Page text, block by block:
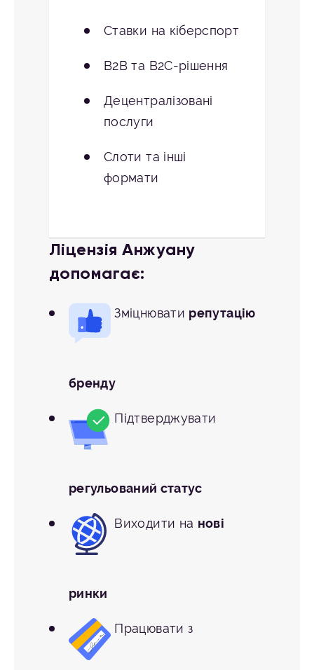
Ставки на кіберспорт
B2B та B2C-рішення
Децентралізовані
послуги
Слоти та інші
формати
Ліцензія Анжуану
допомагає:
Зміцнювати репутацію
бренду
Підтверджувати
регульований статус
Виходити на нові
ринки
Працювати з